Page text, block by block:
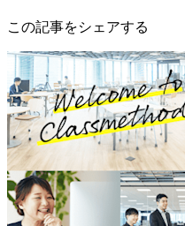
この記事をシェアする